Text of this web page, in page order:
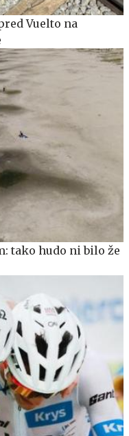
Vuelto na
tako hudo ni bilo že